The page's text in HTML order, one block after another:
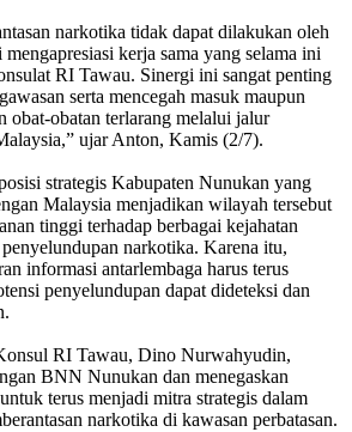
narkotika tidak dapat dilakukan oleh
kerja sama yang selama ini
RI Tawau. Sinergi ini sangat penting
serta mencegah masuk maupun
obat-obatan terlarang melalui jalur
ujar Anton, Kamis (2/7).
strategis Kabupaten Nunukan yang
Malaysia menjadikan wilayah tersebut
tinggi terhadap berbagai kejahatan
narkotika. Karena itu,
informasi antarlembaga harus terus
penyelundupan dapat dideteksi dan
RI Tawau, Dino Nurwahyudin,
BNN Nunukan dan menegaskan
terus menjadi mitra strategis dalam
narkotika di kawasan perbatasan.